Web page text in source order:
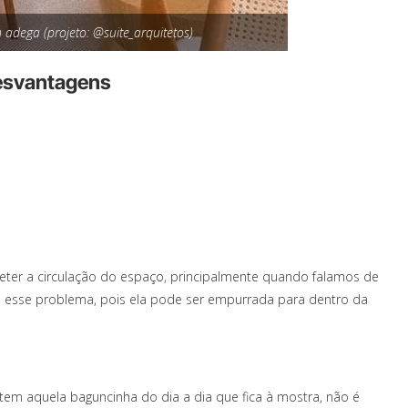
(projeto: @suite_arquitetos)
a circulação do espaço, principalmente quando falamos de
problema, pois ela pode ser empurrada para dentro da
aquela baguncinha do dia a dia que fica à mostra, não é